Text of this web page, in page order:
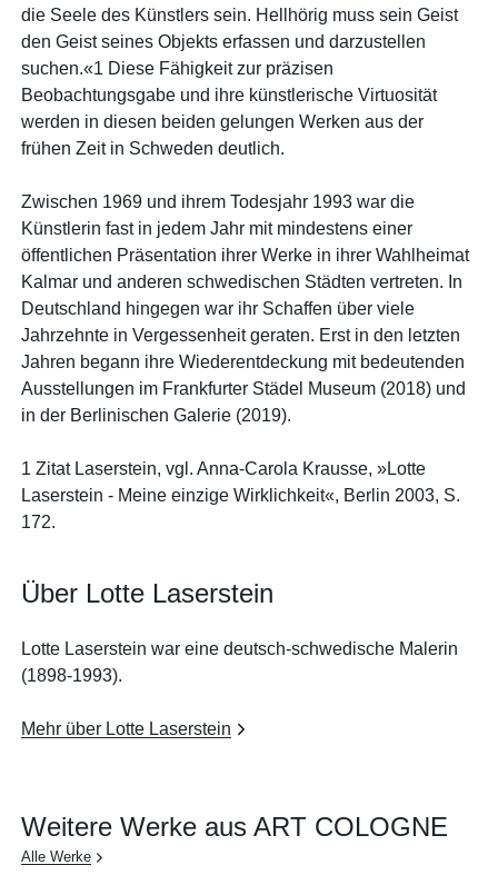
die Seele des Künstlers sein. Hellhörig muss sein Geist
den Geist seines Objekts erfassen und darzustellen
suchen.«1 Diese Fähigkeit zur präzisen
Beobachtungsgabe und ihre künstlerische Virtuosität
werden in diesen beiden gelungen Werken aus der
frühen Zeit in Schweden deutlich.
Zwischen 1969 und ihrem Todesjahr 1993 war die
Künstlerin fast in jedem Jahr mit mindestens einer
öffentlichen Präsentation ihrer Werke in ihrer Wahlheimat
Kalmar und anderen schwedischen Städten vertreten. In
Deutschland hingegen war ihr Schaffen über viele
Jahrzehnte in Vergessenheit geraten. Erst in den letzten
Jahren begann ihre Wiederentdeckung mit bedeutenden
Ausstellungen im Frankfurter Städel Museum (2018) und
in der Berlinischen Galerie (2019).
1 Zitat Laserstein, vgl. Anna-Carola Krausse, »Lotte
Laserstein - Meine einzige Wirklichkeit«, Berlin 2003, S.
172.
Über Lotte Laserstein
Lotte Laserstein war eine deutsch-schwedische Malerin
(1898-1993).
Mehr über Lotte Laserstein
Weitere Werke aus ART COLOGNE
Alle Werke